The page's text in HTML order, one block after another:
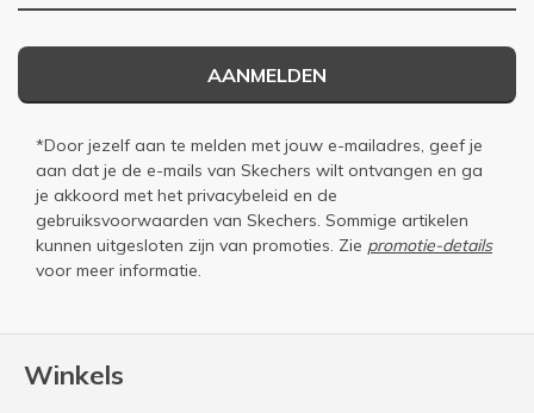
Winkels
AANMELDEN
*Door jezelf aan te melden met jouw e-mailadres, geef je
aan dat je de e-mails van Skechers wilt ontvangen en ga
je akkoord met het privacybeleid en de
gebruiksvoorwaarden van Skechers. Sommige artikelen
kunnen uitgesloten zijn van promoties. Zie promotie-details
voor meer informatie.